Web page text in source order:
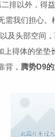
排以外，得
需我们担心。
及头部空间
上得体的坐垫
背， 腾势D9